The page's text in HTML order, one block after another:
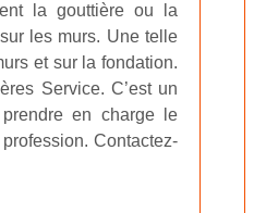
la gouttière ou la
les murs. Une telle
et sur la fondation.
Service. C’est un
en charge le
Contactez-